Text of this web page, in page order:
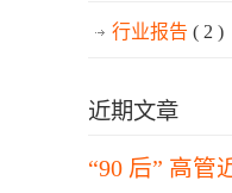
行业报告 ( 2 )
近期文章
“90 后” 高管